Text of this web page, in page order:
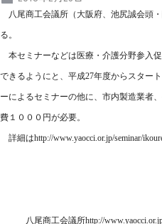
八尾商工会議所（大阪府、池尻誠会頭
る。
本セミナーなどは医療・介護分野参入
できるようにと、平成27年度からスター
ーによるセミナーの他に、市内製造業者
費１０００円が必要。
詳細はhttp://www.yaocci.or.jp/seminar/
八尾商工会議所http://